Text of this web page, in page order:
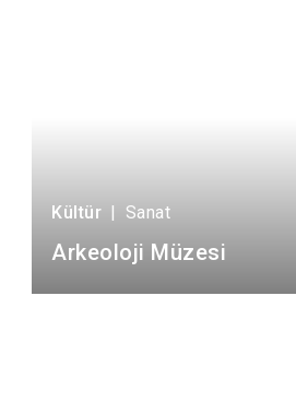
Kültür | Sanat
Arkeoloji Müzesi